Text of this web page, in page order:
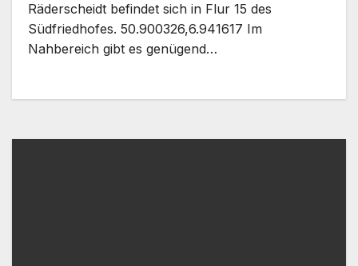
Räderscheidt befindet sich in Flur 15 des
Südfriedhofes. 50.900326,6.941617 Im
Nahbereich gibt es genügend…